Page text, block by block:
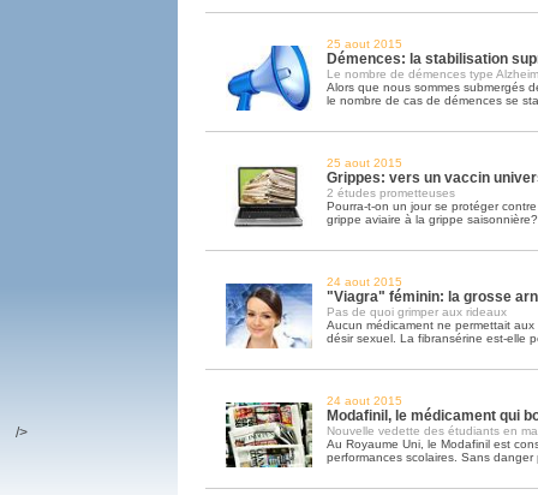
25 aout 2015
Démences: la stabilisation
Le nombre de démences type
Alors que nous sommes submergés
le nombre de cas de démences se
25 aout 2015
Grippes: vers un vaccin
2 études prometteuses
Pourra-t-on un jour se protéger
grippe aviaire à la grippe
24 aout 2015
"Viagra" féminin: la grosse
Pas de quoi grimper aux rideaux
Aucun médicament ne permettait
désir sexuel. La fibransérine est-elle
24 aout 2015
Modafinil, le médicament qui
Nouvelle vedette des étudiants en
Au Royaume Uni, le Modafinil est
performances scolaires. Sans danger
/>